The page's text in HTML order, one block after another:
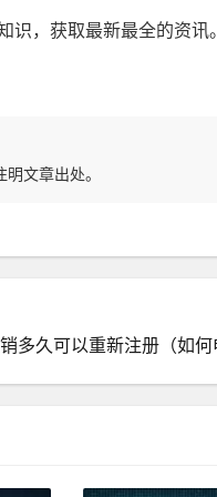
，获取最新最全的资讯。
文章出处。